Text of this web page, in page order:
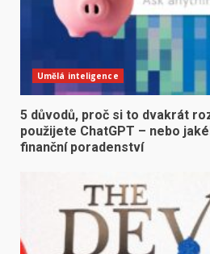
Umělá inteligence
5 důvodů, proč si to dvakrát
použijete ChatGPT – nebo
finanční poradenství